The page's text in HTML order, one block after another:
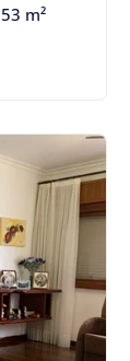
53 m²